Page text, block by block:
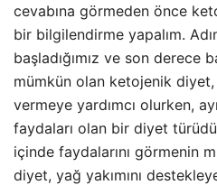
cevabına görmeden önce
bir bilgilendirme yapalım.
başladığımız ve son derece
mümkün olan ketojenik diyet,
vermeye yardımcı olurken,
faydaları olan bir diyet
içinde faydalarını görmenin
diyet, yağ yakımını